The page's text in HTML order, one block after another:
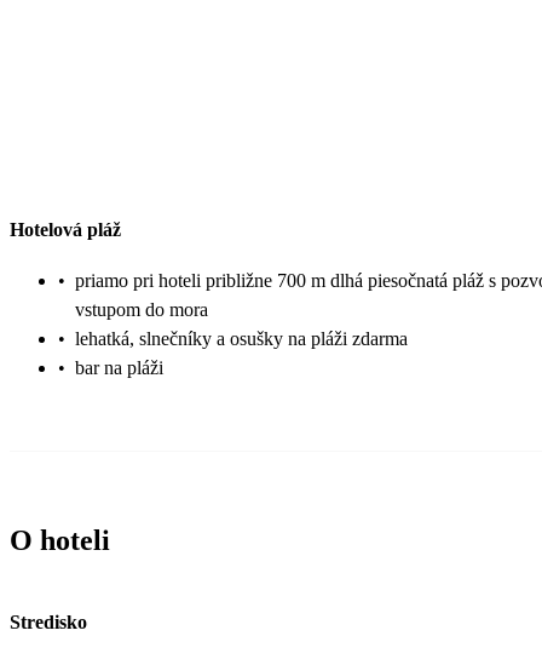
Hotelová pláž
• priamo pri hoteli približne 700 m dlhá piesočnatá pláž s
vstupom do mora
• lehatká, slnečníky a osušky na pláži zdarma
• bar na pláži
O hoteli
Stredisko